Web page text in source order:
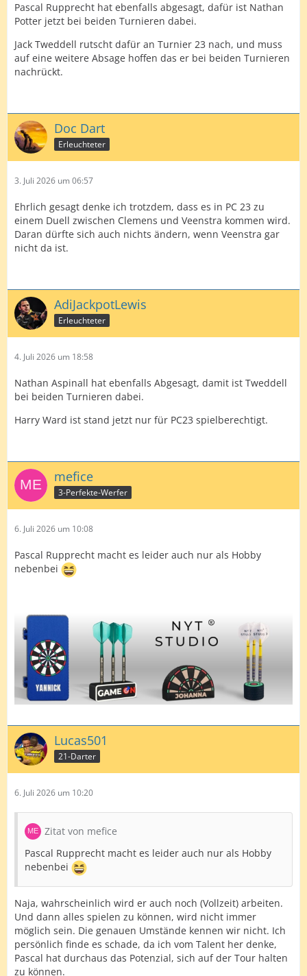
Pascal Rupprecht hat ebenfalls abgesagt, dafür ist Nathan
Potter jetzt bei beiden Turnieren dabei.
Jack Tweddell rutscht dafür an Turnier 23 nach, und muss
auf eine weitere Absage hoffen das er bei beiden Turnieren
nachrückt.
Doc Dart
Erleuchteter
3. Juli 2026 um 06:57
Ehrlich gesagt denke ich trotzdem, dass es in PC 23 zu
einem Duell zwischen Clemens und Veenstra kommen wird.
Daran dürfte sich auch nichts ändern, wenn Veenstra gar
nicht da ist.
AdiJackpotLewis
Erleuchteter
4. Juli 2026 um 18:58
Nathan Aspinall hat ebenfalls Abgesagt, damit ist Tweddell
bei beiden Turnieren dabei.
Harry Ward ist stand jetzt nur für PC23 spielberechtigt.
mefice
3-Perfekte-Werfer
6. Juli 2026 um 10:08
Pascal Rupprecht macht es leider auch nur als Hobby
nebenbei
Lucas501
21-Darter
6. Juli 2026 um 10:20
Zitat von mefice
Pascal Rupprecht macht es leider auch nur als Hobby
nebenbei
Naja, wahrscheinlich wird er auch noch (Vollzeit) arbeiten.
Und dann alles spielen zu können, wird nicht immer
möglich sein. Die genauen Umstände kennen wir nicht. Ich
persönlich finde es schade, da ich vom Talent her denke,
Pascal hat durchaus das Potenzial, sich auf der Tour halten
zu können.